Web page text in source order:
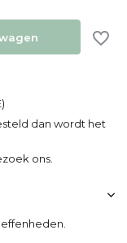
dan wordt het
ons.